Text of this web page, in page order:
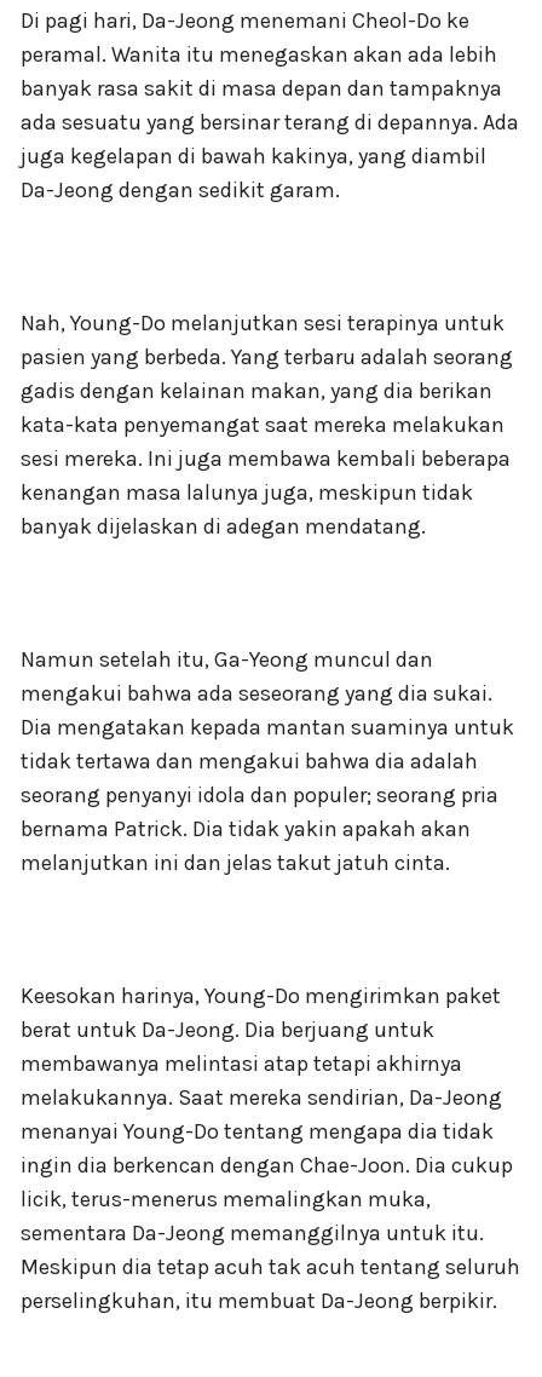
Di pagi hari, Da-Jeong menemani Cheol-Do ke
peramal. Wanita itu menegaskan akan ada lebih
banyak rasa sakit di masa depan dan tampaknya
ada sesuatu yang bersinar terang di depannya. Ada
juga kegelapan di bawah kakinya, yang diambil
Da-Jeong dengan sedikit garam.
Nah, Young-Do melanjutkan sesi terapinya untuk
pasien yang berbeda. Yang terbaru adalah seorang
gadis dengan kelainan makan, yang dia berikan
kata-kata penyemangat saat mereka melakukan
sesi mereka. Ini juga membawa kembali beberapa
kenangan masa lalunya juga, meskipun tidak
banyak dijelaskan di adegan mendatang.
Namun setelah itu, Ga-Yeong muncul dan
mengakui bahwa ada seseorang yang dia sukai.
Dia mengatakan kepada mantan suaminya untuk
tidak tertawa dan mengakui bahwa dia adalah
seorang penyanyi idola dan populer; seorang pria
bernama Patrick. Dia tidak yakin apakah akan
melanjutkan ini dan jelas takut jatuh cinta.
Keesokan harinya, Young-Do mengirimkan paket
berat untuk Da-Jeong. Dia berjuang untuk
membawanya melintasi atap tetapi akhirnya
melakukannya. Saat mereka sendirian, Da-Jeong
menanyai Young-Do tentang mengapa dia tidak
ingin dia berkencan dengan Chae-Joon. Dia cukup
licik, terus-menerus memalingkan muka,
sementara Da-Jeong memanggilnya untuk itu.
Meskipun dia tetap acuh tak acuh tentang seluruh
perselingkuhan, itu membuat Da-Jeong berpikir.